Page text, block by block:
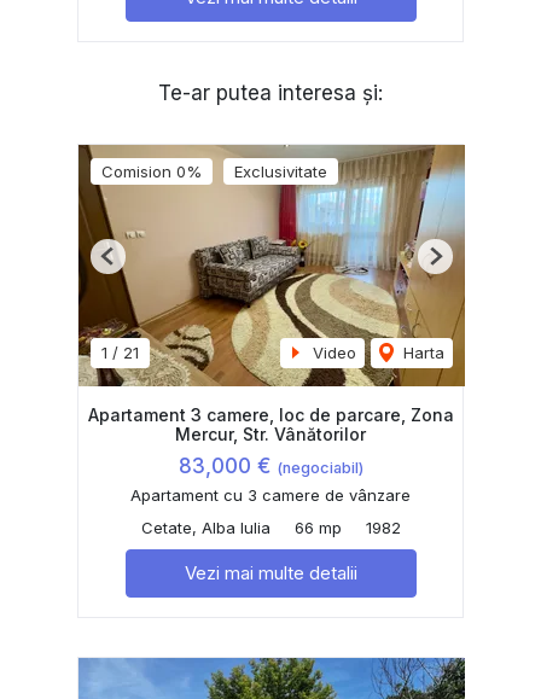
Te-ar putea interesa și:
Comision 0% Exclusivitate
1 / 21 Video Harta
Previous Next
Apartament 3 camere, loc de parcare, Zona
Mercur, Str. Vânătorilor
83,000 € (negociabil)
Apartament cu 3 camere de vânzare
Cetate, Alba Iulia
66 mp 1982
Vezi mai multe detalii